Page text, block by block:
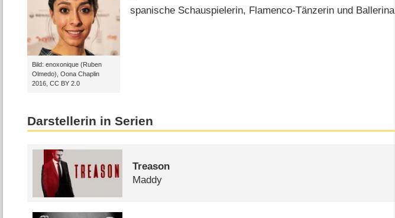
Bild: enoxonique (Ruben
Olmedo), Oona Chaplin
2016, CC BY 2.0
spanische Schauspielerin, Flamenco-Tänzerin und Ballerina
Darstellerin in Serien
Treason
Maddy